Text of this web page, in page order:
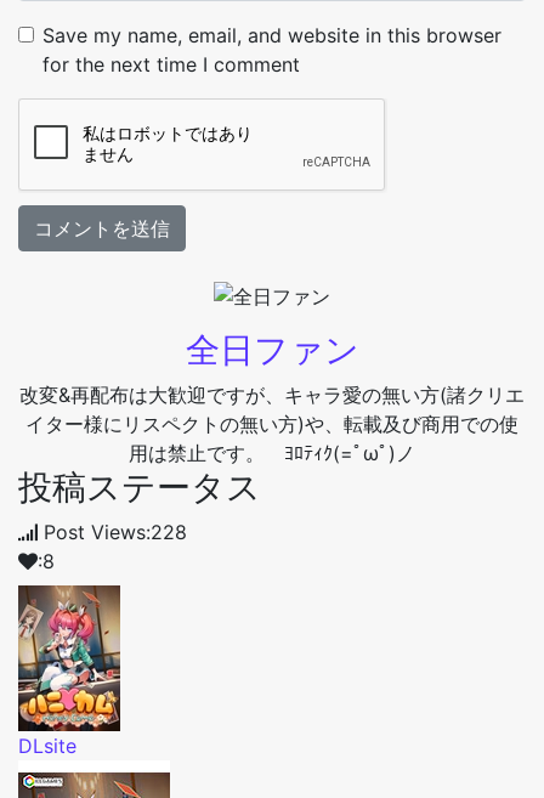
Save my name, email, and website in this browser
for the next time I comment
全日ファン
改変&再配布は大歓迎ですが、キャラ愛の無い方(諸クリエ
イター様にリスペクトの無い方)や、転載及び商用での使
用は禁止です。 ﾖﾛﾃｨｸ(=ﾟωﾟ)ノ
投稿ステータス
Post Views:228
:8
DLsite